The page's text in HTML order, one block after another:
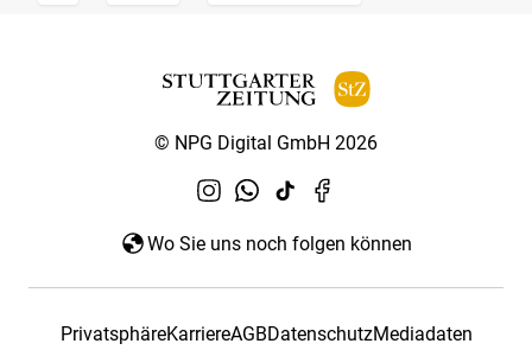
© NPG Digital GmbH 2026
Wo Sie uns noch folgen können
PrivatsphäreKarriereAGBDatenschutzMediadaten